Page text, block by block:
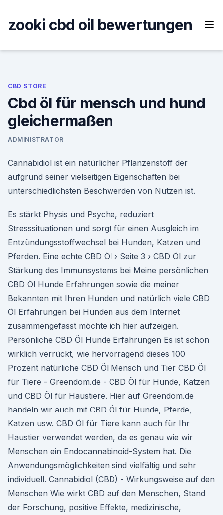
content
zooki cbd oil bewertungen
CBD STORE
Cbd öl für mensch und hund
gleichermaßen
ADMINISTRATOR
Cannabidiol ist ein natürlicher Pflanzenstoff der
aufgrund seiner vielseitigen Eigenschaften bei
unterschiedlichsten Beschwerden von Nutzen ist.
Es stärkt Physis und Psyche, reduziert
Stresssituationen und sorgt für einen Ausgleich im
Entzündungsstoffwechsel bei Hunden, Katzen und
Pferden. Eine echte CBD Öl › Seite 3 › CBD Öl zur
Stärkung des Immunsystems bei Meine persönlichen
CBD Öl Hunde Erfahrungen sowie die meiner
Bekannten mit Ihren Hunden und natürlich viele CBD
Öl Erfahrungen bei Hunden aus dem Internet
zusammengefasst möchte ich hier aufzeigen.
Persönliche CBD Öl Hunde Erfahrungen Es ist schon
wirklich verrückt, wie hervorragend dieses 100
Prozent natürliche CBD Öl Mensch und Tier CBD Öl
für Tiere - Greendom.de - CBD Öl für Hunde, Katzen
und CBD Öl für Haustiere. Hier auf Greendom.de
handeln wir auch mit CBD Öl für Hunde, Pferde,
Katzen usw. CBD Öl für Tiere kann auch für Ihr
Haustier verwendet werden, da es genau wie wir
Menschen ein Endocannabinoid-System hat. Die
Anwendungsmöglichkeiten sind vielfältig und sehr
individuell. Cannabidiol (CBD) - Wirkungsweise auf den
Menschen Wie wirkt CBD auf den Menschen, Stand
der Forschung, positive Effekte, medizinische,